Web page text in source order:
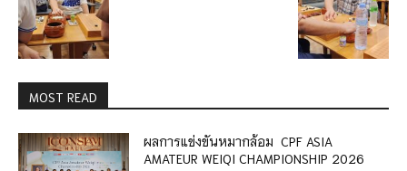
MOST READ
ผลการแข่งขันหมากล้อม CPF ASIA
AMATEUR WEIQI CHAMPIONSHIP 2026